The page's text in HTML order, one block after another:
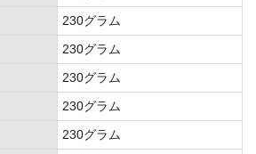
230グラム
230グラム
230グラム
230グラム
230グラム